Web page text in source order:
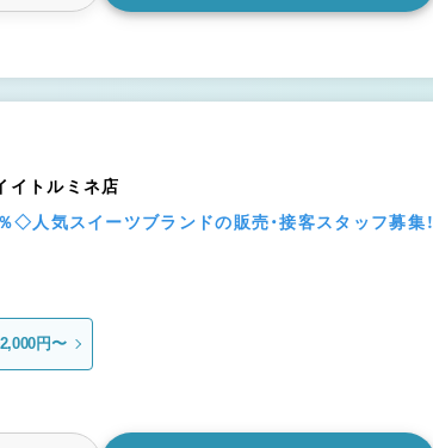
イトルミネ店
人気スイーツブランドの販売・接客スタッフ募集！
円〜